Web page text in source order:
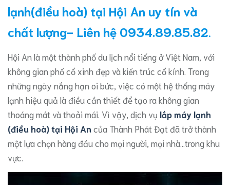
lạnh(điều hoà) tại Hội An uy tín và
chất lượng- Liên hệ 0934.89.85.82.
Hội An là một thành phố du lịch nổi tiếng ở Việt Nam, với
không gian phố cổ xinh đẹp và kiến trúc cổ kính. Trong
những ngày nắng hạn oi bức, việc có một hệ thống máy
lạnh hiệu quả là điều cần thiết để tạo ra không gian
thoáng mát và thoải mái. Vì vậy, dịch vụ lắp máy lạnh
(điều hoà) tại Hội An của Thành Phát Đạt đã trở thành
một lựa chọn hàng đầu cho mọi người, mọi nhà…trong khu
vực.